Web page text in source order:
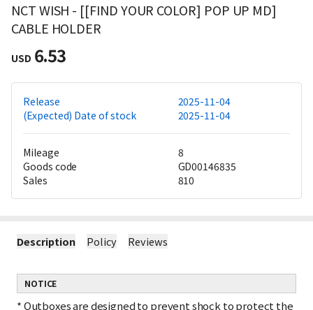
NCT WISH - [[FIND YOUR COLOR] POP UP MD]
CABLE HOLDER
USD 6.53
Release
2025-11-04
(Expected) Date of stock
2025-11-04
Mileage
8
Goods code
GD00146835
Sales
810
Description Policy Reviews
NOTICE
*Outboxes are designed to prevent shock to protect the